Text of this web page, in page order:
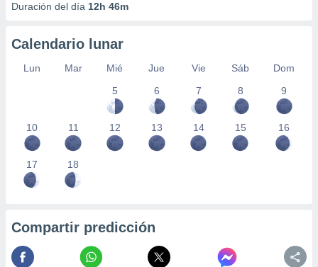
Duración del día 12h 46m
Calendario lunar
Lun Mar Mié Jue Vie Sáb
Dom
5
6 7 8 9
10 11 12 13 14 15 16
17 18
Compartir predicción